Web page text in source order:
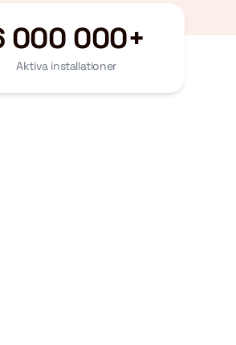
000 000+
Aktiva installationer